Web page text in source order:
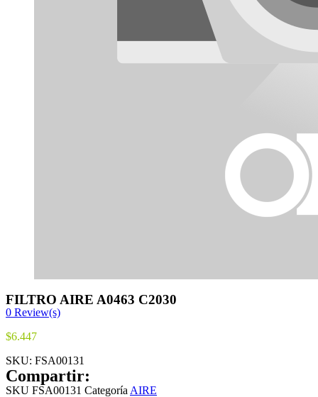
FILTRO AIRE A0463 C2030
0 Review(s)
$6.447
SKU: FSA00131
Compartir:
SKU FSA00131 Categoría AIRE